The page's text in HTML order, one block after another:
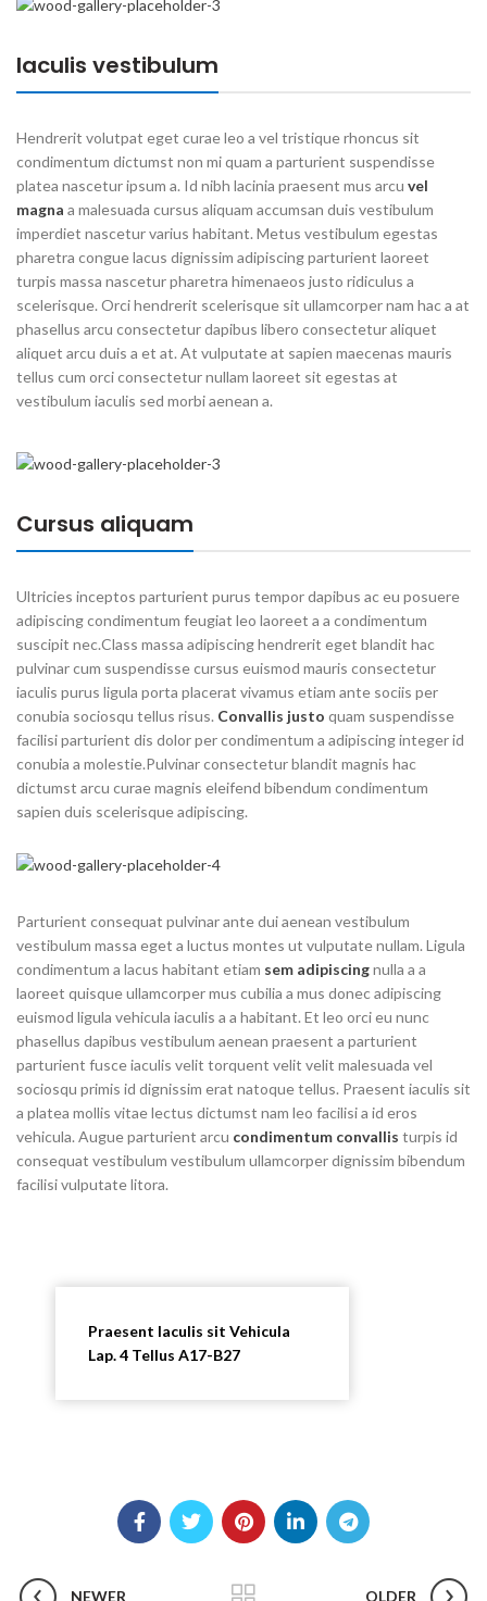
Iaculis vestibulum
Hendrerit volutpat eget curae leo a vel tristique rhoncus sit
condimentum dictumst non mi quam a parturient suspendisse
platea nascetur ipsum a. Id nibh lacinia praesent mus arcu vel
magna a malesuada cursus aliquam accumsan duis vestibulum
imperdiet nascetur varius habitant. Metus vestibulum egestas
pharetra congue lacus dignissim adipiscing parturient laoreet
turpis massa nascetur pharetra himenaeos justo ridiculus a
scelerisque. Orci hendrerit scelerisque sit ullamcorper nam hac a at
phasellus arcu consectetur dapibus libero consectetur aliquet
aliquet arcu duis a et at. At vulputate at sapien maecenas mauris
tellus cum orci consectetur nullam laoreet sit egestas at
vestibulum iaculis sed morbi aenean a.
Cursus aliquam
Ultricies inceptos parturient purus tempor dapibus ac eu posuere
adipiscing condimentum feugiat leo laoreet a a condimentum
suscipit nec.Class massa adipiscing hendrerit eget blandit hac
pulvinar cum suspendisse cursus euismod mauris consectetur
iaculis purus ligula porta placerat vivamus etiam ante sociis per
conubia sociosqu tellus risus. Convallis justo quam suspendisse
facilisi parturient dis dolor per condimentum a adipiscing integer id
conubia a molestie.Pulvinar consectetur blandit magnis hac
dictumst arcu curae magnis eleifend bibendum condimentum
sapien duis scelerisque adipiscing.
Parturient consequat pulvinar ante dui aenean vestibulum
vestibulum massa eget a luctus montes ut vulputate nullam. Ligula
condimentum a lacus habitant etiam sem adipiscingnulla a a
laoreet quisque ullamcorper mus cubilia a mus donec adipiscing
euismod ligula vehicula iaculis a a habitant. Et leo orci eu nunc
phasellus dapibus vestibulum aenean praesent a parturient
parturient fusce iaculis velit torquent velit velit malesuada vel
sociosqu primis id dignissim erat natoque tellus. Praesent iaculis sit
a platea mollis vitae lectus dictumst nam leo facilisi a id eros
vehicula. Augue parturient arcu condimentum convallis turpis id
consequat vestibulum vestibulum ullamcorper dignissim bibendum
facilisi vulputate litora.
Praesent Iaculis sit Vehicula
Lap. 4 Tellus A17-B27
NEWER OLDER